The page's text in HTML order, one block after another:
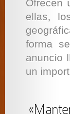
Ofrecen
ellas,
forma
anuncio
un